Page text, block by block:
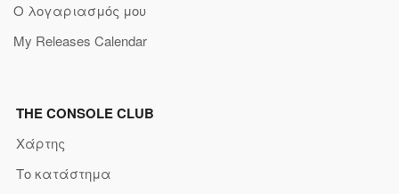
Ο λογαριασμός μου
My Releases Calendar
THE CONSOLE CLUB
Χάρτης
Το κατάστημα